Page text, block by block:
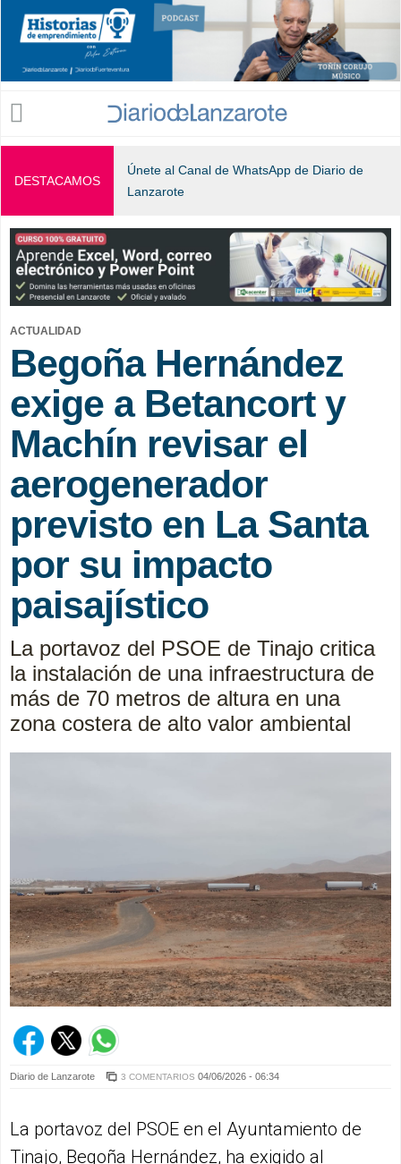
Jump to navigation
DESTACAMOS
Únete al Canal de WhatsApp de Diario de
Lanzarote
ACTUALIDAD
Begoña Hernández
exige a Betancort y
Machín revisar el
aerogenerador
previsto en La Santa
por su impacto
paisajístico
La portavoz del PSOE de Tinajo critica
la instalación de una infraestructura de
más de 70 metros de altura en una
zona costera de alto valor ambiental
Diario de Lanzarote 3 COMENTARIOS 04/06/2026 - 06:34
La portavoz del PSOE en el Ayuntamiento de
Tinajo, Begoña Hernández, ha exigido al